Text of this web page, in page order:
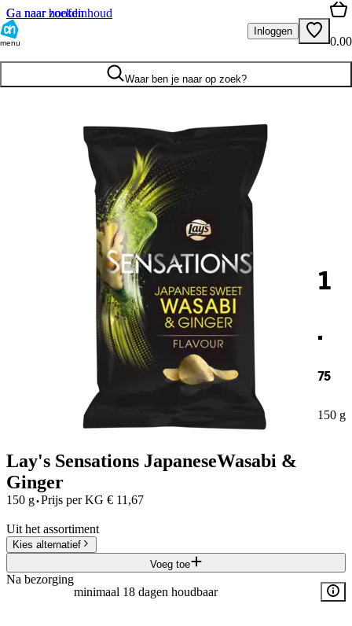
Ga naar hoofdinhoud
Ga naar zoeken
menu
Inloggen
0.00
Waar ben je naar op zoek?
1
.
75
150 g
Lay's Sensations JapaneseWasabi &
Ginger
150 g·Prijs per KG € 11,67
Uit het assortiment
Kies alternatief
Voeg toe
Na bezorging
minimaal 18 dagen houdbaar